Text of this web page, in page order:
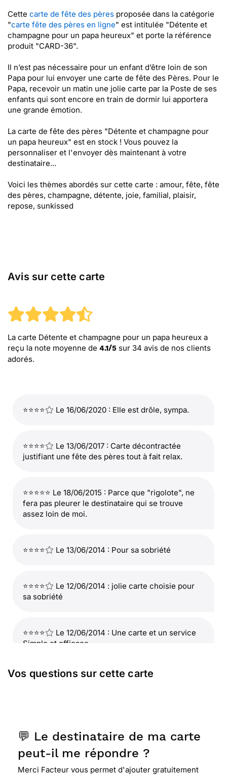
Cette carte de fête des pères proposée dans la catégorie
"carte fête des pères en ligne" est intitulée "Détente et
champagne pour un papa heureux" et porte la référence
produit "CARD-36".
Il n’est pas nécessaire pour un enfant d’être loin de son
Papa pour lui envoyer une carte de fête des Pères. Pour le
Papa, recevoir un matin une jolie carte par la Poste de ses
enfants qui sont encore en train de dormir lui apportera
une grande émotion.
La carte de fête des pères "Détente et champagne pour
un papa heureux" est en stock ! Vous pouvez la
personnaliser et l'envoyer dès maintenant à votre
destinataire...
Voici les thèmes abordés sur cette carte : amour, fête, fête
des pères, champagne, détente, joie, familial, plaisir,
repose, sunkissed
Avis sur cette carte
La carte Détente et champagne pour un papa heureux a
reçu la note moyenne de 4.1/5 sur 34 avis de nos clients
adorés.
⭐⭐⭐⭐ Le 16/06/2020 : Elle est drôle, sympa.
⭐⭐⭐⭐
Le 13/06/2017 : Carte décontractée
justifiant une fête des pères tout à fait relax.
⭐⭐⭐⭐⭐ Le 18/06/2015 : Parce que "rigolote", ne
fera pas pleurer le destinataire qui se trouve
assez loin de moi.
⭐⭐⭐⭐ Le 13/06/2014 : Pour sa sobriété
⭐⭐⭐⭐
Le 12/06/2014 : jolie carte choisie pour
sa sobriété
⭐⭐⭐⭐
Le 12/06/2014 : Une carte et un service
Simple et efficace
⭐⭐⭐⭐
Le 09/06/2014 : Très belle carte qui
⭐⭐⭐
Le 14/06/2013 : Sobre par rapport aux
autres...
Vos questions sur cette carte
💬 Le destinataire de ma carte
peut-il me répondre ?
Merci Facteur vous permet d'ajouter gratuitement